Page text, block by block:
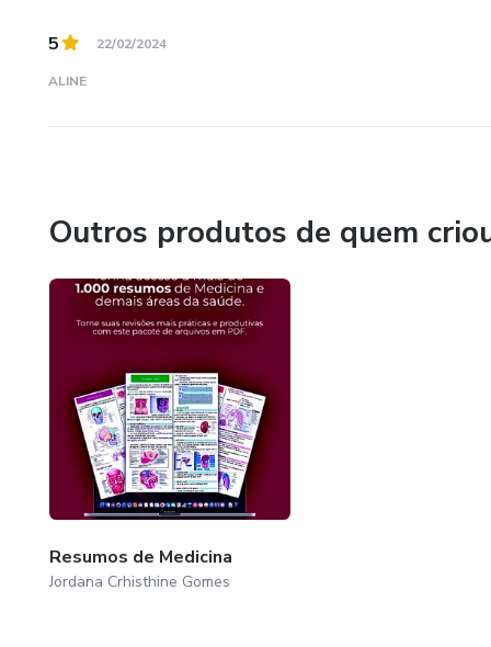
5 22/02/2024
ALINE
Outros produtos de quem
Resumos de Medicina
Jordana Crhisthine Gomes